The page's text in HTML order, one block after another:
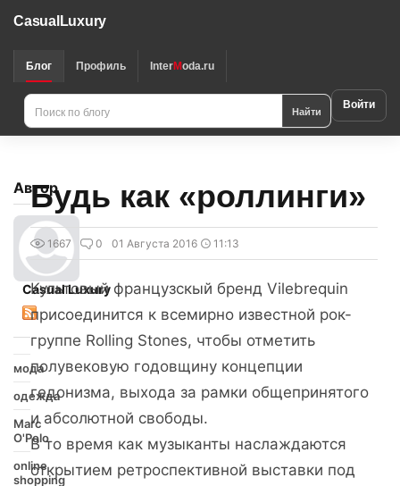
CasualLuxury
Блог Профиль InterModa.ru
Найти Войти
Автор
Casual Luxury
мода
одежда
Marc
O'Polo
online
shopping
Будь как «роллинги»
1667 0 01 Августа 2016 11:13
Культовый французскый бренд Vilebrequin
присоединится к всемирно известной рок-
группе Rolling Stones, чтобы отметить
полувековую годовщину концепции
гедонизма, выхода за рамки общепринятого
и абсолютной свободы.
В то время как музыканты наслаждаются
открытием ретроспективной выставки под